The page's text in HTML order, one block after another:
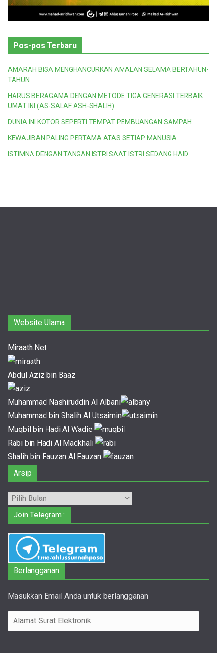
Pos-pos Terbaru
AMARAH BISA MENGHANCURKAN AMALAN SELAMA BERTAHUN-
TAHUN
HARUS BERAGAMA DENGAN METODE TIGA GENERASI TERBAIK
UMAT INI (AS-SALAF ASH-SHALIH)
DUNIA INI KOTOR SEPERTI TEMPAT PEMBUANGAN SAMPAH
KEWAJIBAN PALING PERTAMA ATAS SETIAP MANUSIA
ISTIMNA DENGAN TANGAN ISTRI SAAT ISTRI SEDANG HAID
Website Ulama
Miraath.Net
Abdul Aziz bin Baaz
Muhammad Nashiruddin Al Albani
Muhammad bin Shalih Al Utsaimin
Muqbil bin Hadi Al Wadie
Rabi bin Hadi Al Madkhali
Shalih bin Fauzan Al Fauzan
Arsip
Arsip
Join Telegram :
Berlangganan
Masukkan Email Anda untuk berlangganan
l